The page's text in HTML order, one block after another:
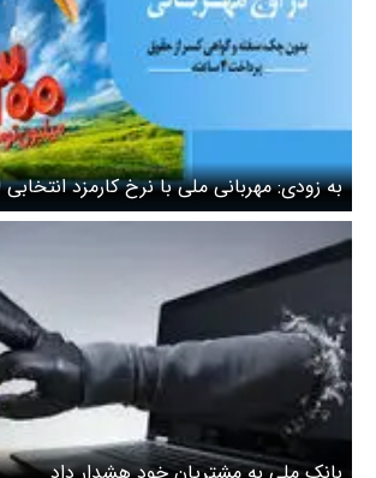
به زودی: مهربانی ملی با نرخ کارمزد انتخابی 0، 2 و 4 درصد